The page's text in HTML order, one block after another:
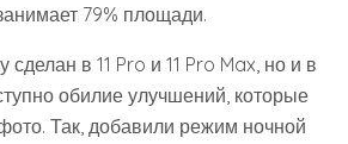
79% площади.
в 11 Pro и 11 Pro Max, но и в
обилие улучшений, которые
Так, добавили режим ночной